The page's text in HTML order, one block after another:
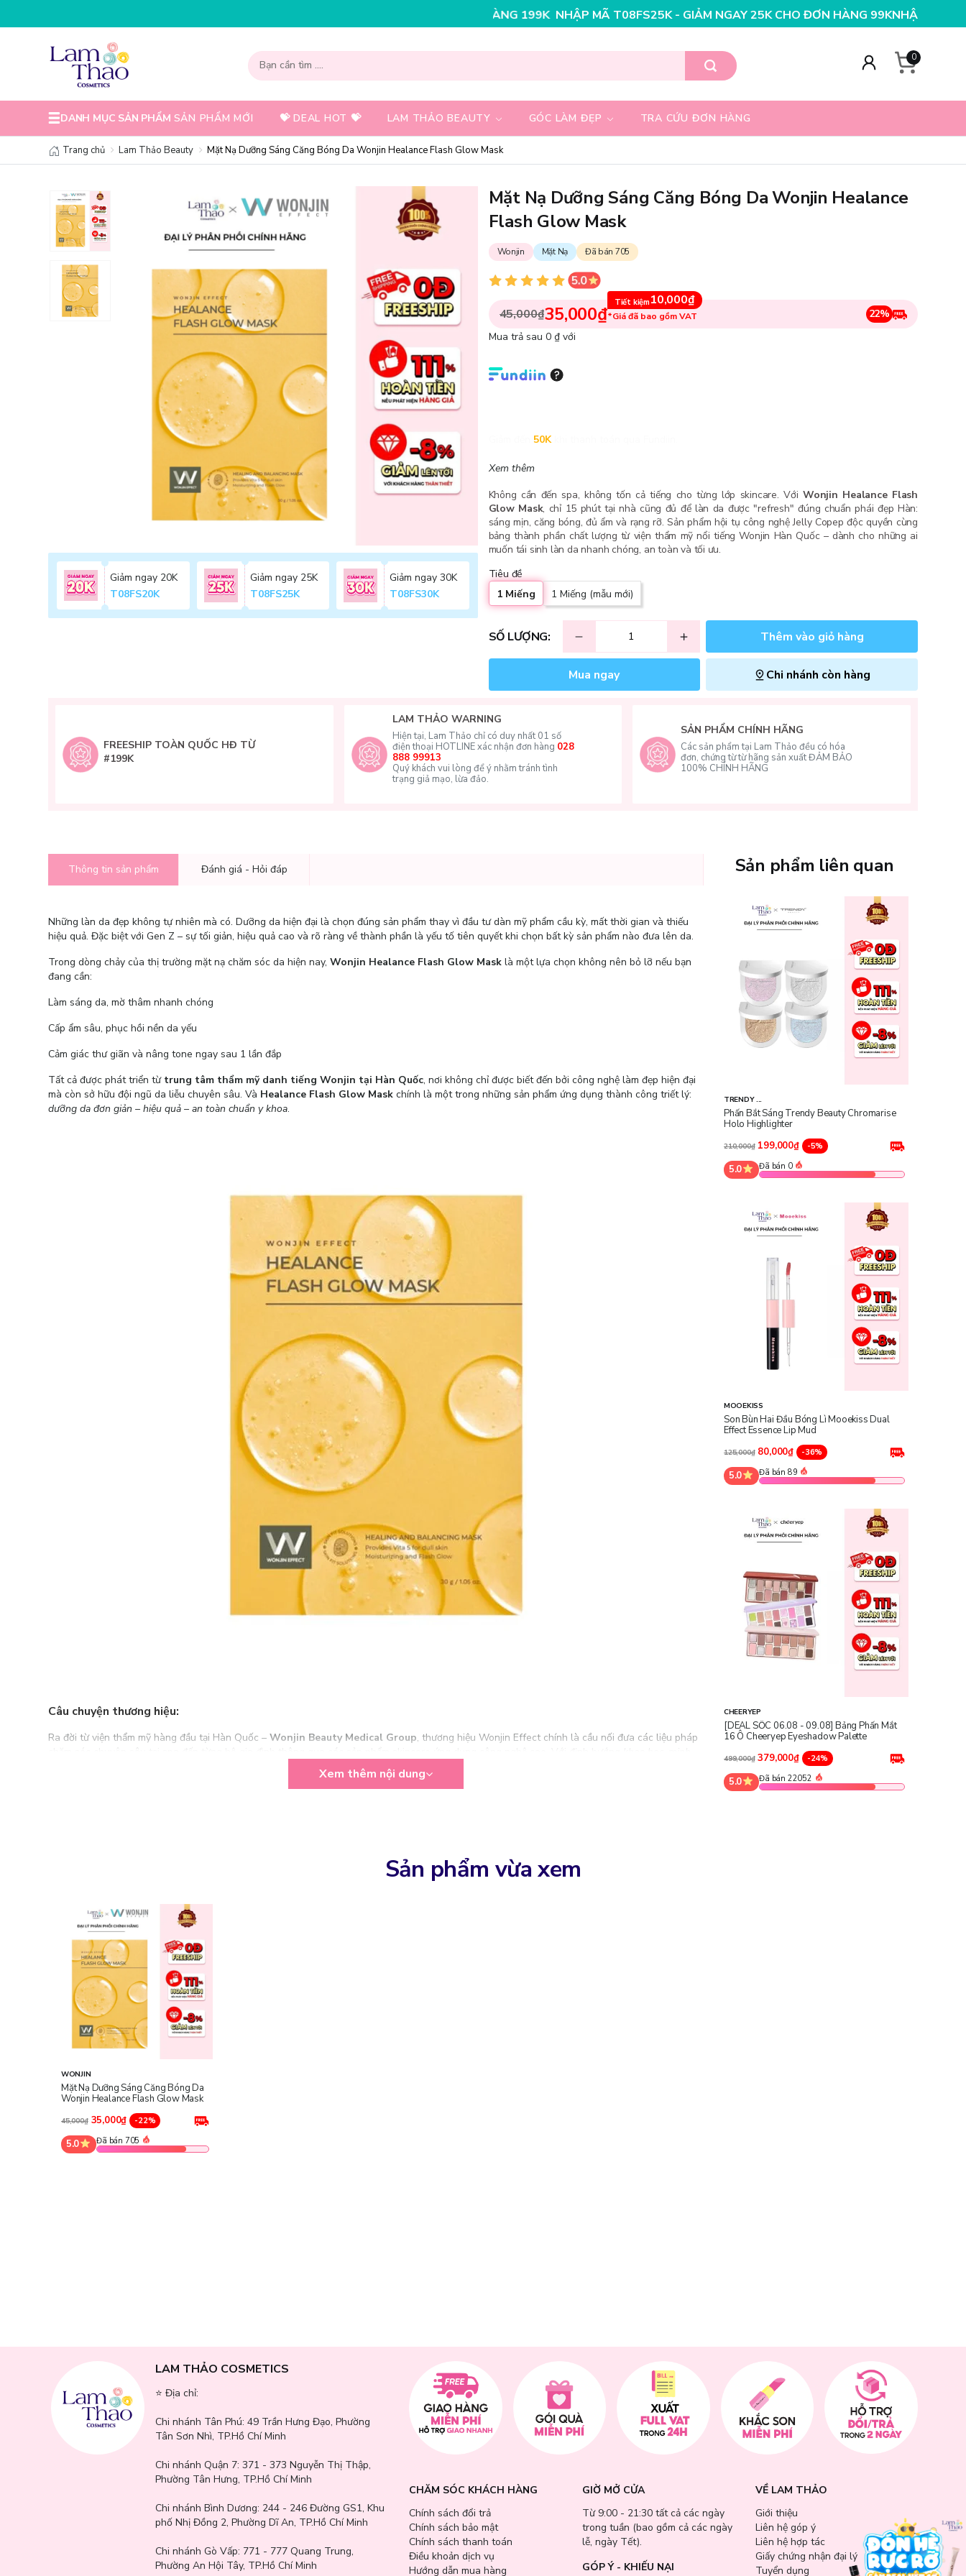
NHẬP MÃ T08FS25K - GIẢM NGAY 25K CHO ĐƠN HÀNG 99KNHẬP MÃ T08FS20K - GIẢM
0
DANH MỤC SẢN PHẨM SẢN PHẨM MỚI 💝 DEAL HOT 💝 LAM THẢO BEAUTY GÓC LÀM ĐẸP TRA CỨU ĐƠN HÀNG
Trang chủ Lam Thảo Beauty Mặt Nạ Dưỡng Sáng Căng Bóng Da Wonjin Healance Flash Glow Mask
Giảm ngay 20K
T08FS20K
Giảm ngay 25K
T08FS25K
Giảm ngay 30K
T08FS30K
Mặt Nạ Dưỡng Sáng Căng Bóng Da Wonjin Healance
Flash Glow Mask
Wonjin Mặt Nạ Đã bán 705
45,000₫35,000₫
Tiết kiệm10,000₫
*Giá đã bao gồm VAT
22%
Mua trả sau 0 ₫ với
50K
Xem thêm
Không cần đến spa, không tốn cả tiếng cho từng lớp skincare. VớiWonjin Healance Flash
Glow Mask, chỉ 15 phút tại nhà cũng đủ để làn da được "refresh" đúng chuẩn phái đẹp Hàn:
sáng mịn, căng bóng, đủ ẩm và rạng rỡ. Sản phẩm hội tụ công nghệ Jelly Copep độc quyền cùng
bảng thành phần chất lượng từ viện thẩm mỹ nổi tiếng Wonjin Hàn Quốc – dành cho những ai
muốn tái sinh làn da nhanh chóng, an toàn và tối ưu.
Tiêu đề
1 Miếng
1 Miếng (mẫu mới)
SỐ LƯỢNG: Thêm vào giỏ hàng
Mua ngay Chi nhánh còn hàng
FREESHIP TOÀN QUỐC HĐ TỪ
#199K
LAM THẢO WARNING
Hiện tại, Lam Thảo chỉ có duy nhất 01 số
điện thoại HOTLINE xác nhận đơn hàng 028
888 99913
Quý khách vui lòng để ý nhằm tránh tình
trạng giả mạo, lừa đảo.
SẢN PHẨM CHÍNH HÃNG
Các sản phẩm tại Lam Thảo đều có hóa
đơn, chứng từ từ hãng sản xuất ĐẢM BẢO
100% CHÍNH HÃNG
Thông tin sản phẩm Đánh giá - Hỏi đáp
Những làn da đẹp không tự nhiên mà có. Dưỡng da hiện đại là chọn đúng sản phẩm thay vì đầu tư dàn mỹ phẩm cầu kỳ, mất thời gian và thiếu
hiệu quả. Đặc biệt với Gen Z – sự tối giản, hiệu quả cao và rõ ràng về thành phần là yếu tố tiên quyết khi chọn bất kỳ sản phẩm nào đưa lên da.
Trong dòng chảy của thị trường mặt nạ chăm sóc da hiện nay, Wonjin Healance Flash Glow Mask là một lựa chọn không nên bỏ lỡ nếu bạn
đang cần:
Làm sáng da, mờ thâm nhanh chóng
Cấp ẩm sâu, phục hồi nền da yếu
Cảm giác thư giãn và nâng tone ngay sau 1 lần đắp
Tất cả được phát triển từ trung tâm thẩm mỹ danh tiếng Wonjin tại Hàn Quốc, nơi không chỉ được biết đến bởi công nghệ làm đẹp hiện đại
mà còn sở hữu đội ngũ da liễu chuyên sâu. Và Healance Flash Glow Mask chính là một trong những sản phẩm ứng dụng thành công triết lý:
dưỡng da đơn giản – hiệu quả – an toàn chuẩn y khoa.
Câu chuyện thương hiệu:
Ra đời từ viện thẩm mỹ hàng đầu tại Hàn Quốc – Wonjin Beauty Medical Group, thương hiệu Wonjin Effect chính là cầu nối đưa các liệu pháp
chăm sóc chuyên sâu tại spa đến từng hộ gia đình thông qua các sản phẩm skincare ứng dụng công nghệ cao. Với định hướng
, mỗi sản phẩm của Wonjin đều mang tính thực tế, hiệu quả rõ rệt và dễ dàng sử dụng ngay tại nhà.
là một trong những dòng mặt nạ nổi bật, được thiết kế để tái tạo và phục hồi làn da thiếu sức sống bằng cách cung
Công dụng nổi bật của Wonjin Healance Flash Glow Mask:
Chống oxy hóa, ngăn ngừa thâm sạm và nám da, dưỡng sáng rõ rệt sau thời gian ngắn sử dụng
Làm mịn làn da sần sùi, hỗ trợ làm đều màu và dưỡng sáng da một cách tự nhiên
Cấp ẩm sâu, giúp da duy trì độ căng bóng và tăng độ đàn hồi
Tăng cường tái tạo tế bào da, giảm dấu hiệu mệt mỏi
Xem thêm nội dung
Sản phẩm liên quan
TRENDY ...
Phấn Bắt Sáng Trendy Beauty Chromarise
Holo Highlighter
210,000₫ 199,000₫ -5%
5.0 Đã bán 0
MOOEKISS
Son Bùn Hai Đầu Bóng Lì Mooekiss Dual
Effect Essence Lip Mud
125,000₫ 80,000₫ -36%
5.0 Đã bán 89
CHEERYEP
[DEAL SỐC 06.08 - 09.08] Bảng Phấn Mắt
16 Ô Cheeryep Eyeshadow Palette
499,000₫ 379,000₫ -24%
5.0 Đã bán 22052
Sản phẩm vừa xem
WONJIN
Mặt Nạ Dưỡng Sáng Căng Bóng Da
Wonjin Healance Flash Glow Mask
45,000₫ 35,000₫ -22%
5.0 Đã bán 705
LAM THẢO COSMETICS
⭐️ Địa chỉ:
Chi nhánh Tân Phú: 49 Trần Hưng Đạo, Phường
Tân Sơn Nhì, TP.Hồ Chí Minh
Chi nhánh Quận 7: 371 - 373 Nguyễn Thị Thập,
Phường Tân Hưng, TP.Hồ Chí Minh
Chi nhánh Bình Dương: 244 - 246 Đường GS1, Khu
phố Nhị Đồng 2, Phường Dĩ An, TP.Hồ Chí Minh
Chi nhánh Gò Vấp: 771 - 777 Quang Trung,
Phường An Hội Tây, TP.Hồ Chí Minh
CHĂM SÓC KHÁCH HÀNG
Chính sách đổi trả
Chính sách bảo mật
Chính sách thanh toán
Điều khoản dịch vụ
Hướng dẫn mua hàng
GIỜ MỞ CỬA
Từ 9:00 - 21:30 tất cả các ngày
trong tuần (bao gồm cả các ngày
lễ, ngày Tết).
GÓP Ý - KHIẾU NẠI
VỀ LAM THẢO
Giới thiệu
Liên hệ góp ý
Liên hệ hợp tác
Giấy chứng nhận đại lý
Tuyển dụng